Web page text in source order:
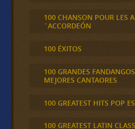
100 CHANSON POUR LES
´ACCORDEÓN
100 ÉXITOS
100 GRANDES
MEJORES CANTAORES
100 GREATEST HITS POP
100 GREATEST LATIN